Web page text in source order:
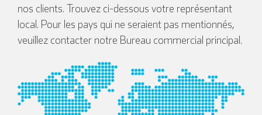
nos clients. Trouvez ci-dessous votre représentant
local. Pour les pays qui ne seraient pas mentionnés,
veuillez contacter notre Bureau commercial principal.